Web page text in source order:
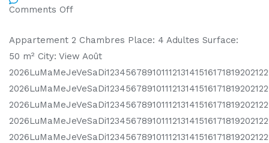
Comments Off
Appartement 2 Chambres Place: 4 Adultes Surface:
50 m² City: View Août